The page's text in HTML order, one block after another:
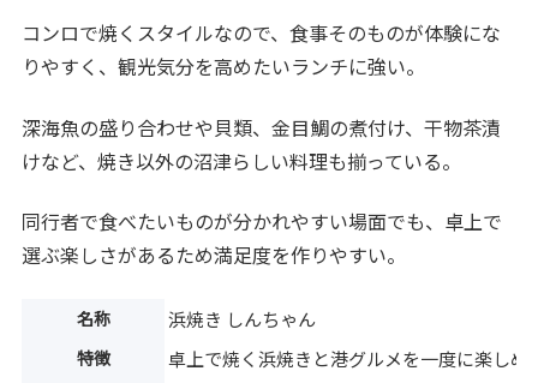
コンロで焼くスタイルなので、食事そのものが体験にな
りやすく、観光気分を高めたいランチに強い。
深海魚の盛り合わせや貝類、金目鯛の煮付け、干物茶漬
けなど、焼き以外の沼津らしい料理も揃っている。
同行者で食べたいものが分かれやすい場面でも、卓上で
選ぶ楽しさがあるため満足度を作りやすい。
名称 浜焼き しんちゃん
特徴 卓上で焼く浜焼きと港グルメを一度に楽しめ